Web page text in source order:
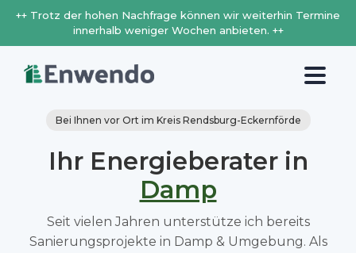
++ Trotz der hohen Nachfrage können wir weiterhin Termine
innerhalb weniger Wochen anbieten. ++
Bei Ihnen vor Ort im Kreis Rendsburg-Eckernförde
Ihr Energieberater in
Damp
Seit vielen Jahren unterstütze ich bereits
Sanierungsprojekte in Damp & Umgebung. Als